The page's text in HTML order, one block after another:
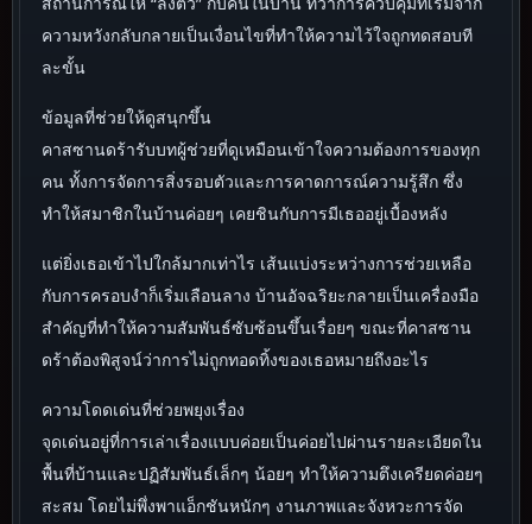
ความหวังกลับกลายเป็นเงื่อนไขที่ทำให้ความไว้ใจถูกทดสอบที
ละขั้น
ข้อมูลที่ช่วยให้ดูสนุกขึ้น
คาสซานดร้ารับบทผู้ช่วยที่ดูเหมือนเข้าใจความต้องการของทุก
คน ทั้งการจัดการสิ่งรอบตัวและการคาดการณ์ความรู้สึก ซึ่ง
ทำให้สมาชิกในบ้านค่อยๆ เคยชินกับการมีเธออยู่เบื้องหลัง
แต่ยิ่งเธอเข้าไปใกล้มากเท่าไร เส้นแบ่งระหว่างการช่วยเหลือ
กับการครอบงำก็เริ่มเลือนลาง บ้านอัจฉริยะกลายเป็นเครื่องมือ
สำคัญที่ทำให้ความสัมพันธ์ซับซ้อนขึ้นเรื่อยๆ ขณะที่คาสซาน
ดร้าต้องพิสูจน์ว่าการไม่ถูกทอดทิ้งของเธอหมายถึงอะไร
ความโดดเด่นที่ช่วยพยุงเรื่อง
จุดเด่นอยู่ที่การเล่าเรื่องแบบค่อยเป็นค่อยไปผ่านรายละเอียดใน
พื้นที่บ้านและปฏิสัมพันธ์เล็กๆ น้อยๆ ทำให้ความตึงเครียดค่อยๆ
สะสม โดยไม่พึ่งพาแอ็กชันหนักๆ งานภาพและจังหวะการจัด